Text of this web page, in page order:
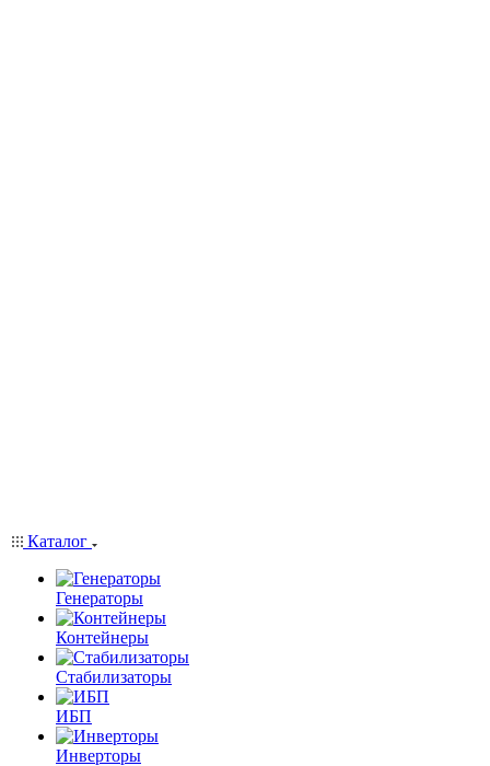
Каталог
Генераторы
Контейнеры
Стабилизаторы
ИБП
Инверторы